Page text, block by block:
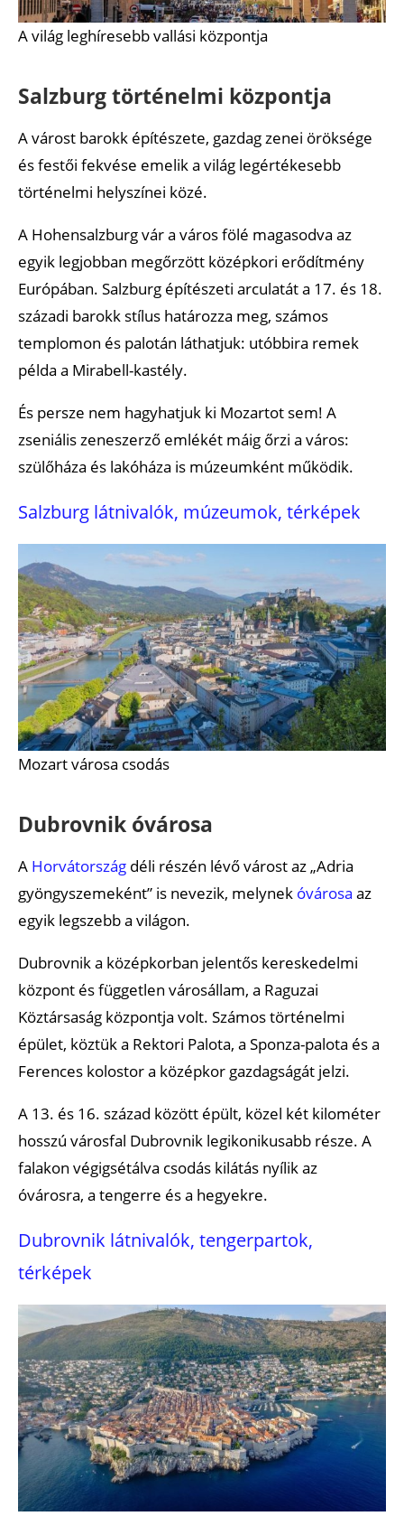
A világ leghíresebb vallási központja
Salzburg történelmi központja
A várost barokk építészete, gazdag zenei öröksége
és festői fekvése emelik a világ legértékesebb
történelmi helyszínei közé.
A Hohensalzburg vár a város fölé magasodva az
egyik legjobban megőrzött középkori erődítmény
Európában. Salzburg építészeti arculatát a 17. és 18.
századi barokk stílus határozza meg, számos
templomon és palotán láthatjuk: utóbbira remek
példa a Mirabell-kastély.
És persze nem hagyhatjuk ki Mozartot sem! A
zseniális zeneszerző emlékét máig őrzi a város:
szülőháza és lakóháza is múzeumként működik.
Salzburg látnivalók, múzeumok, térképek
Mozart városa csodás
Dubrovnik óvárosa
A Horvátország déli részén lévő várost az „Adria
gyöngyszemeként” is nevezik, melynek óvárosa az
egyik legszebb a világon.
Dubrovnik a középkorban jelentős kereskedelmi
központ és független városállam, a Raguzai
Köztársaság központja volt. Számos történelmi
épület, köztük a Rektori Palota, a Sponza-palota és a
Ferences kolostor a középkor gazdagságát jelzi.
A 13. és 16. század között épült, közel két kilométer
hosszú városfal Dubrovnik legikonikusabb része. A
falakon végigsétálva csodás kilátás nyílik az
óvárosra, a tengerre és a hegyekre.
Dubrovnik látnivalók, tengerpartok,
térképek